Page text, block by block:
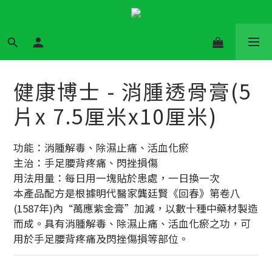
健康博士 - 消腫透骨膏(5
片x 7.5厘米x10厘米)
功能：消腫解毒、除濕止痛、活血化瘀
主治：手足腰背疼痛、閃挫損傷
​用法用量：每日用一塊貼於患處，一日換一次
本產品配方是根據明代醫家龔廷賢《回春》第卷八
(1587年)內“萬應紫金膏”加減，以數十種中藥材製造
而成。具有消腫解毒、除濕止痛、活血化瘀之功，可
用於手足腰背疼痛及閃挫傷損等部位。